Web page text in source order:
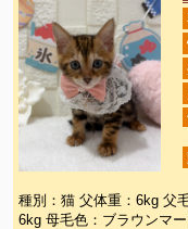
種別：猫 父体重：6kg 父
6kg 母毛色：ブラウンマ